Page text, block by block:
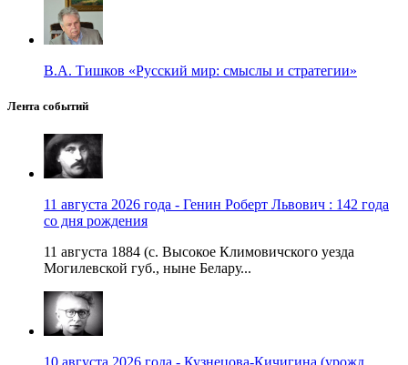
В.А. Тишков «Русский мир: смыслы и стратегии»
Лента событий
11 августа 2026 года - Генин Роберт Львович : 142 года
со дня рождения
11 августа 1884 (с. Высокое Климовичского уезда
Могилевской губ., ныне Белару...
10 августа 2026 года - Кузнецова-Кичигина (урожд.